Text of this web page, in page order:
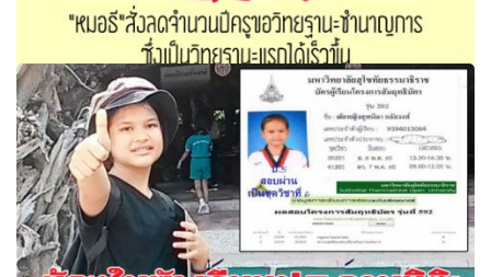
ก.ค.ศ. ปรับปรุงหลักเกณฑ์ ลดปีครูขอวิทยฐานะชำนาญการ
เร็วขึ้น